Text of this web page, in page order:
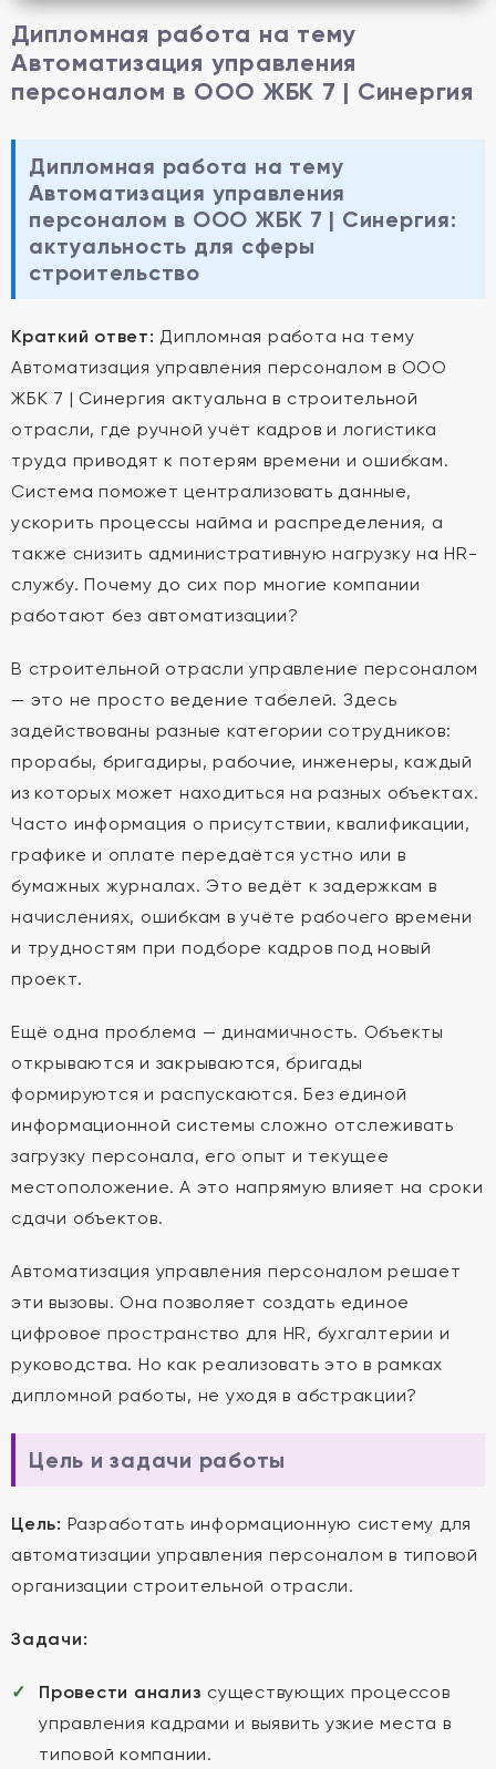
Дипломная работа на тему
Автоматизация управления
персоналом в ООО ЖБК 7 | Синергия
Дипломная работа на тему
Автоматизация управления
персоналом в ООО ЖБК 7 | Синергия:
актуальность для сферы
строительство
Краткий ответ: Дипломная работа на тему
Автоматизация управления персоналом в ООО
ЖБК 7 | Синергия актуальна в строительной
отрасли, где ручной учёт кадров и логистика
труда приводят к потерям времени и ошибкам.
Система поможет централизовать данные,
ускорить процессы найма и распределения, а
также снизить административную нагрузку на HR-
службу. Почему до сих пор многие компании
работают без автоматизации?
В строительной отрасли управление персоналом
— это не просто ведение табелей. Здесь
задействованы разные категории сотрудников:
прорабы, бригадиры, рабочие, инженеры, каждый
из которых может находиться на разных объектах.
Часто информация о присутствии, квалификации,
графике и оплате передаётся устно или в
бумажных журналах. Это ведёт к задержкам в
начислениях, ошибкам в учёте рабочего времени
и трудностям при подборе кадров под новый
проект.
Ещё одна проблема — динамичность. Объекты
открываются и закрываются, бригады
формируются и распускаются. Без единой
информационной системы сложно отслеживать
загрузку персонала, его опыт и текущее
местоположение. А это напрямую влияет на сроки
сдачи объектов.
Автоматизация управления персоналом решает
эти вызовы. Она позволяет создать единое
цифровое пространство для HR, бухгалтерии и
руководства. Но как реализовать это в рамках
дипломной работы, не уходя в абстракции?
Цель и задачи работы
Цель: Разработать информационную систему для
автоматизации управления персоналом в типовой
организации строительной отрасли.
Задачи:
Провести анализ существующих процессов
управления кадрами и выявить узкие места в
типовой компании.